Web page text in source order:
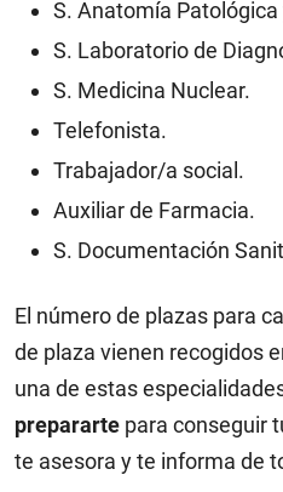
S. Anatomía Patológica
S. Laboratorio de
S. Medicina Nuclear.
Telefonista.
Trabajador/a social.
Auxiliar de Farmacia.
S. Documentación
El número de plazas para
de plaza vienen recogidos
una de estas
prepararte para conseguir
te asesora y te informa de